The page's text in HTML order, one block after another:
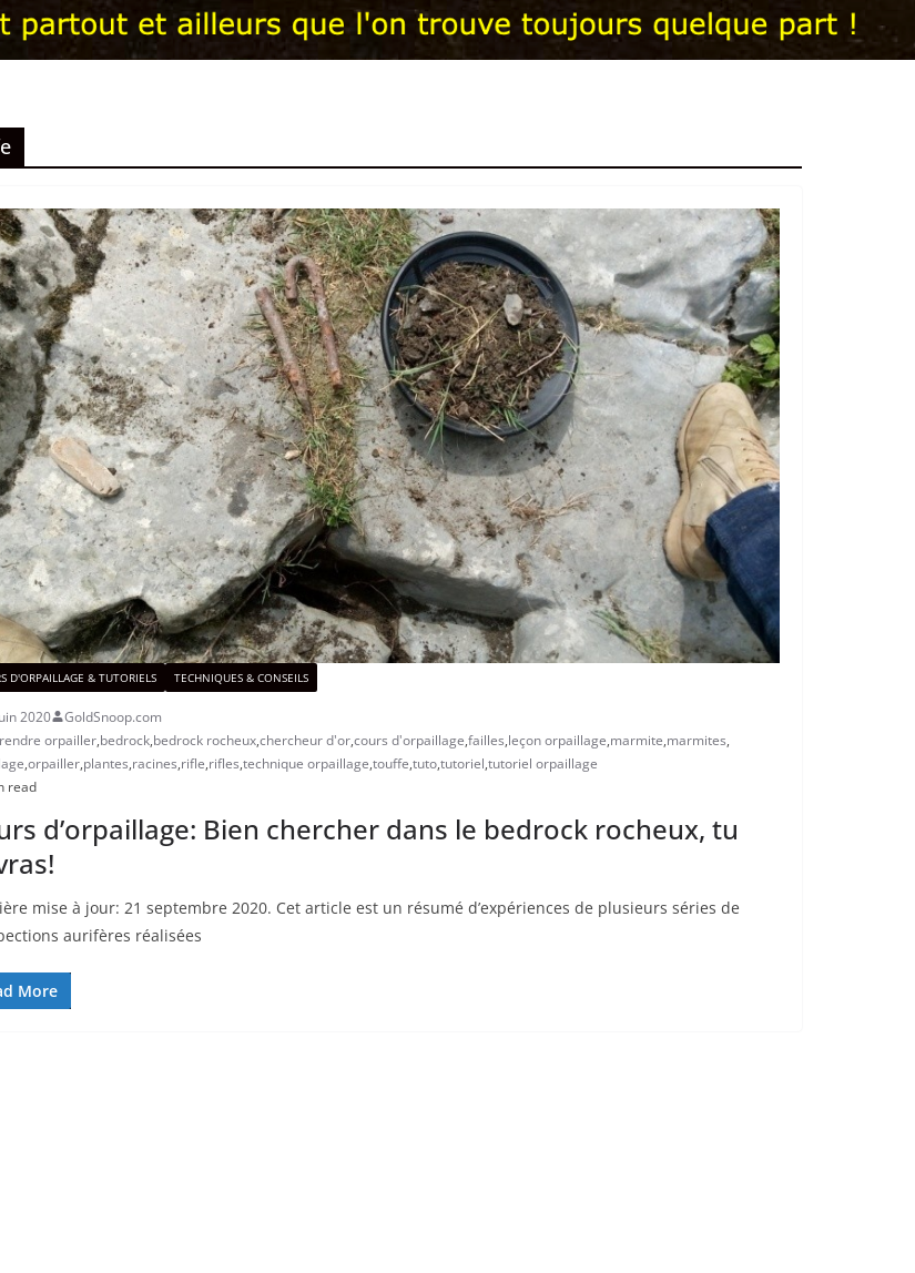
D'ORPAILLAGE & TUTORIELS TECHNIQUES & CONSEILS
2020
GoldSnoop.com
orpailler,bedrock,bedrock rocheux,chercheur d'or,cours d'orpaillage,failles,leçon orpaillage,marmite,marmites,
,orpailler,plantes,racines,rifle,rifles,technique orpaillage,touffe,tuto,tutoriel,tutoriel orpaillage
read
d’orpaillage: Bien chercher dans le bedrock rocheux, tu
mise à jour: 21 septembre 2020. Cet article est un résumé d’expériences de plusieurs séries de
aurifères réalisées
More